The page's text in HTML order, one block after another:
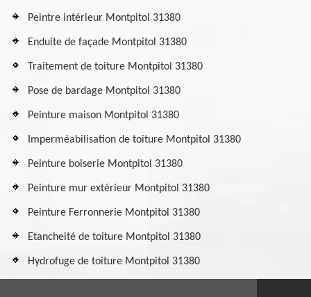
Peintre intérieur Montpitol 31380
Enduite de façade Montpitol 31380
Traitement de toiture Montpitol 31380
Pose de bardage Montpitol 31380
Peinture maison Montpitol 31380
Imperméabilisation de toiture Montpitol 31380
Peinture boiserie Montpitol 31380
Peinture mur extérieur Montpitol 31380
Peinture Ferronnerie Montpitol 31380
Etancheité de toiture Montpitol 31380
Hydrofuge de toiture Montpitol 31380